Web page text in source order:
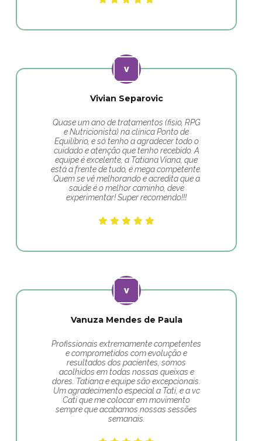
Vivian Separovic
Quase um ano de tratamentos (fisio, RPG
e Nutricionista) na clínica Ponto de
Equilíbrio, e só tenho a agradecer todo o
cuidado e atenção que tenho recebido. A
equipe é excelente, a Tatiana Viana, que
está a frente de tudo, é mega competente.
Quem se vê melhorando e acredita que a
saúde é o melhor caminho, deve
experimentar! Super recomendo!!!
Vanuza Mendes de Paula
Profissionais extremamente competentes
e comprometidos com evolução e
resultados dos pacientes, somos
acolhidos em todas nossas queixas e
dores. Tatiana e equipe são excepcionais.
Um agradecimento especial a Tati, e a vc
Cati que me colocar em movimento
sempre que acabamos nossas sessões
semanais.